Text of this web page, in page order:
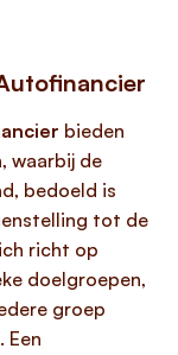
bieden
waarbij de
bedoeld is
tot de
richt op
doelgroepen,
groep
Een